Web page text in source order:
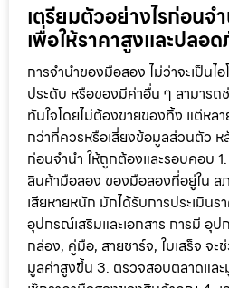
เตรียมตัวอย่างไรก่อนจ
เพื่อให้ราคาสูงและปลอ
การจำนำของมือสอง ไม่ว่าจะเป็นไ
ประดับ หรือของมีค่าอื่น ๆ สามารถ
ทันใจโดยไม่ต้องขายของทิ้ง แต่หล
กว่าที่ควรหรือเสี่ยงข้อมูลส่วนตัว
ก่อนจำนำ ให้ถูกต้องและรอบคอบ
สินค้ามือสอง ของมือสองที่อยู่ใน ส
เสียหายหนัก มักได้รับการประเมินร
อุปกรณ์เสริมและเอกสาร การมี อุ
กล่อง, คู่มือ, สายชาร์จ, ใบเสร็จ จะ
มูลค่าสูงขึ้น 3. ตรวจสอบตลาดแล